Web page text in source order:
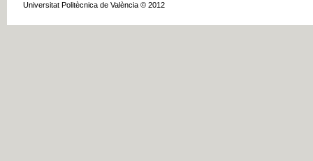
Universitat Politècnica de València © 2012